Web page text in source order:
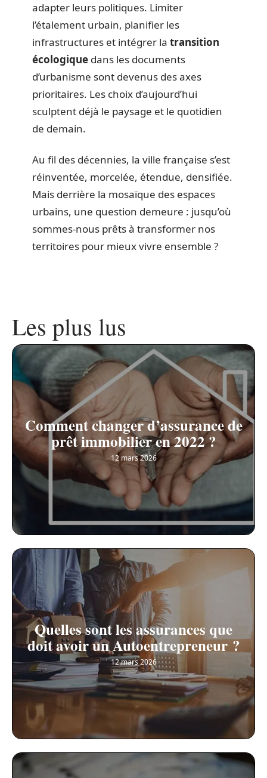
adapter leurs politiques. Limiter
l’étalement urbain, planifier les
infrastructures et intégrer la transition
écologique dans les documents
d’urbanisme sont devenus des axes
prioritaires. Les choix d’aujourd’hui
sculptent déjà le paysage et le quotidien
de demain.
Au fil des décennies, la ville française s’est
réinventée, morcelée, étendue, densifiée.
Mais derrière la mosaïque des espaces
urbains, une question demeure : jusqu’où
sommes-nous prêts à transformer nos
territoires pour mieux vivre ensemble ?
Les plus lus
Comment changer d’assurance de
prêt immobilier en 2022 ?
12 mars 2026
Quelles sont les assurances que
doit avoir un Autoentrepreneur ?
12 mars 2026